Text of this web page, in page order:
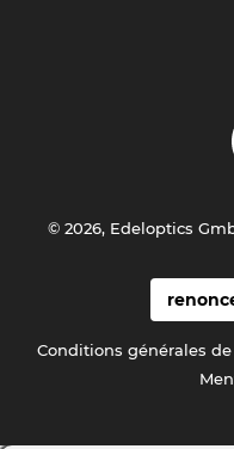
Conditions générales
© 2026, Edeloptics